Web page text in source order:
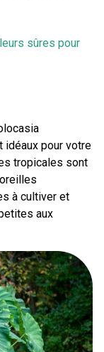
sûres pour
idéaux pour votre
tropicales sont
à cultiver et
aux